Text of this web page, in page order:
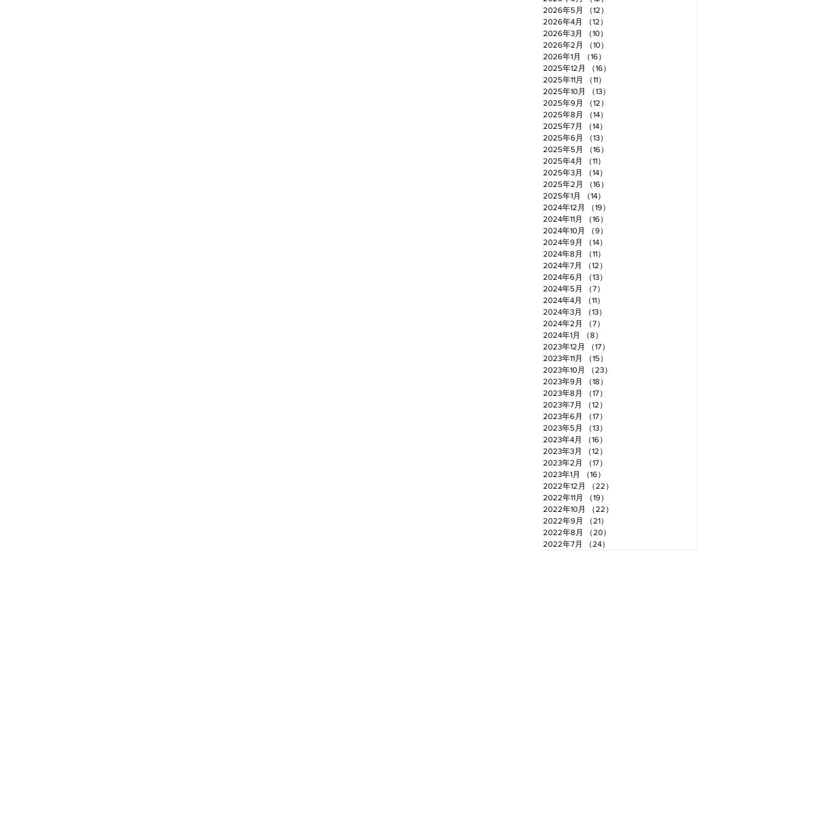
2026年5月
（12）
2026年4月
（12）
2026年3月
（10）
2026年2月
（10）
2026年1月
（16）
2025年12月
（16）
2025年11月
（11）
2025年10月
（13）
2025年9月
（12）
2025年8月
（14）
2025年7月
（14）
2025年6月
（13）
2025年5月
（16）
2025年4月
（11）
2025年3月
（14）
2025年2月
（16）
2025年1月
（14）
2024年12月
（19）
2024年11月
（16）
2024年10月
（9）
2024年9月
（14）
2024年8月
（11）
2024年7月
（12）
2024年6月
（13）
2024年5月
（7）
2024年4月
（11）
2024年3月
（13）
2024年2月
（7）
2024年1月
（8）
2023年12月
（17）
2023年11月
（15）
2023年10月
（23）
2023年9月
（18）
2023年8月
（17）
2023年7月
（12）
2023年6月
（17）
2023年5月
（13）
2023年4月
（16）
2023年3月
（12）
2023年2月
（17）
2023年1月
（16）
2022年12月
（22）
2022年11月
（19）
2022年10月
（22）
2022年9月
（21）
2022年8月
（20）
2022年7月
（24）